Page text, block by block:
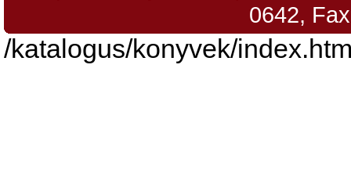
0642,
/katalogus/konyvek/